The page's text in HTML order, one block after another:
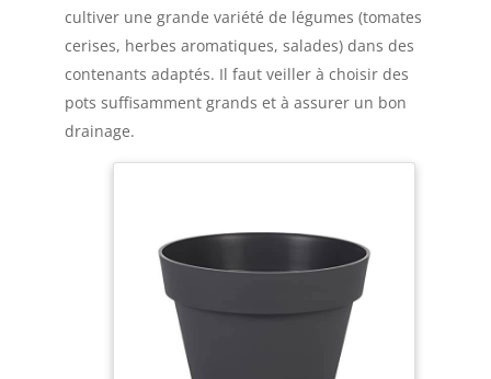
d'optimiser le développement des racines de
vos végétaux MONTAGE FACILE ET RAPIDE :
Montage simple et rapide à l'aide du manuel
d'assemblage illustré fourni
cultiver une grande variété de légumes (tomates
cerises, herbes aromatiques, salades) dans des
contenants adaptés. Il faut veiller à choisir des
pots suffisamment grands et à assurer un bon
drainage.